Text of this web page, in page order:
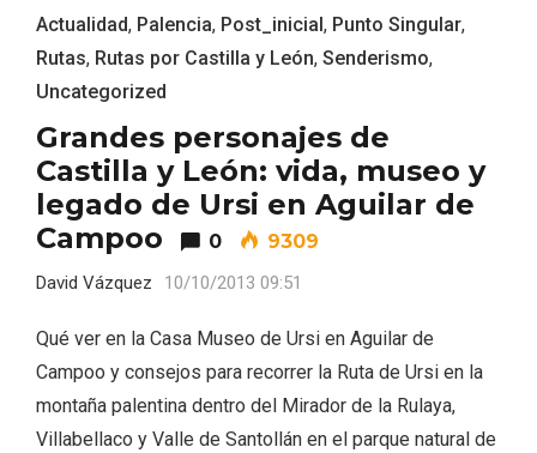
Actualidad, Palencia, Post_inicial, Punto Singular,
Rutas, Rutas por Castilla y León, Senderismo,
Uncategorized
Grandes personajes de
Castilla y León: vida, museo y
legado de Ursi en Aguilar de
Campoo
0 9309
David Vázquez 10/10/2013 09:51
Qué ver en la Casa Museo de Ursi en Aguilar de
Campoo y consejos para recorrer la Ruta de Ursi en la
montaña palentina dentro del Mirador de la Rulaya,
Villabellaco y Valle de Santollán en el parque natural de
El Espinar, un pueblo oculto de la Sierra
de Guadarrama en su vertiente
segoviana